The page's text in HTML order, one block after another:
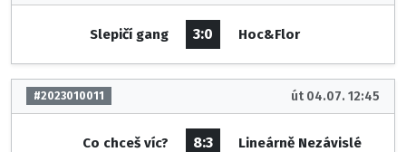
Slepičí gang 3:0 Hoc&Flor
#2023010011 út 04.07. 12:45
Co chceš víc? 8:3 Lineárně Nezávislé